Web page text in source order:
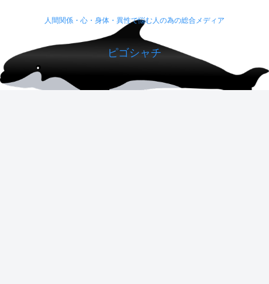
人間関係・心・身体・異性で悩む人の為の総合メディア
ピゴシャチ